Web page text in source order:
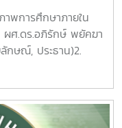
พการศึกษาภายใน
ผศ.ดร.อภิรักษ์ พยัคฆา
กษณ์, ประธาน)2.
กแก้ว (สำนักวิชา
รมการ)4. คุณธิดารักษ์
นที่ 2 มิถุนายน 2566